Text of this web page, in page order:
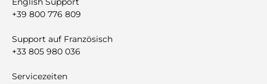
+39 800 776 809
Support auf Französisch
+33 805 980 036
Servicezeiten